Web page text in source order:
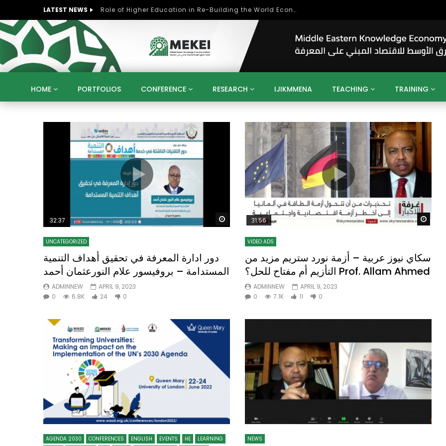
LATEST NEWS بحث آفاق التعاون بين اتحاد جامعات العالم الإسلامي والجمعية الدولية للتنمية المستدامة
HOME PORTFOLIOS CONFERENCE RESEARCH IJIKMMENA TEACHING TRAINING
LIBYA MOROCCO OMAN QATAR SAUDI ARABIA SUDAN TUNISIA UAE
STRATEGY
ARTIFICIAL INTELLIGENCE GOVERNMENT BUSINESS TRAINING
UNIVERSITIES
STARTUP DIGITAL TRANSFORMATION TECHNOLOGY KM LEADERSHIP LEARNING
GAMIFICATION
GERD MENA 2013 VIDEO ADS
Watch Later
04:35
Mastering Public Policy for the
implementation of the United Nations
Watch Later
10:28
Sustainability Conference 2005 –
Official Opening by H. E. Sheikh
10:55
Digital revolution, smart
Watch Later
32:37
UNCATEGORIZED
دور ادارة المعرفة في تحقيق أهداف التنمية
المستدامة – بروفيسور علام النورعثمان أحمد
ADMINNEW
APRIL 9, 2023
0
6.8K 24 0
31:56
VIDEO ADS
سكاي نيوز عربية – أزمة نورد ستريم مزيد من
التأزيم أم مفتاح للحل؟ Prof. Allam Ahmed
ADMINNEW
APRIL 9, 2023
0
7.1K 11 0
AGENDA 2030 CONFERENCES ENGLISH EVENTS HE
LEARNING
NEWS